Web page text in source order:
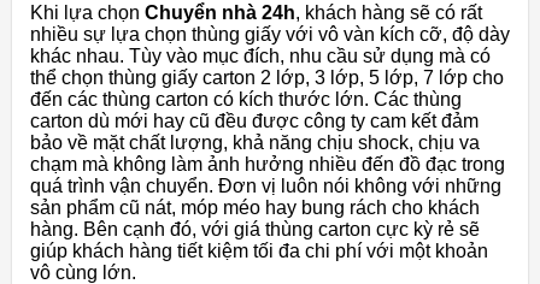
Khi lựa chọn Chuyển nhà 24h, khách hàng sẽ có rất
nhiều sự lựa chọn thùng giấy với vô vàn kích cỡ, độ dày
khác nhau. Tùy vào mục đích, nhu cầu sử dụng mà có
thể chọn thùng giấy carton 2 lớp, 3 lớp, 5 lớp, 7 lớp cho
đến các thùng carton có kích thước lớn. Các thùng
carton dù mới hay cũ đều được công ty cam kết đảm
bảo về mặt chất lượng, khả năng chịu shock, chịu va
chạm mà không làm ảnh hưởng nhiều đến đồ đạc trong
quá trình vận chuyển. Đơn vị luôn nói không với những
sản phẩm cũ nát, móp méo hay bung rách cho khách
hàng. Bên cạnh đó, với giá thùng carton cực kỳ rẻ sẽ
giúp khách hàng tiết kiệm tối đa chi phí với một khoản
vô cùng lớn.